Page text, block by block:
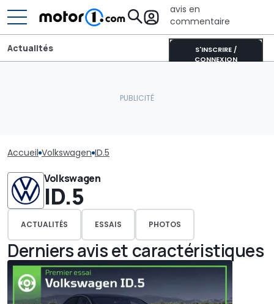
avis en
commentaire
S'INSCRIRE /
CONNEXION
Actualités
Accueil Volkswagen ID.5
Volkswagen
ID.5
ACTUALITÉS ESSAIS PHOTOS
Derniers avis et caractéristiques